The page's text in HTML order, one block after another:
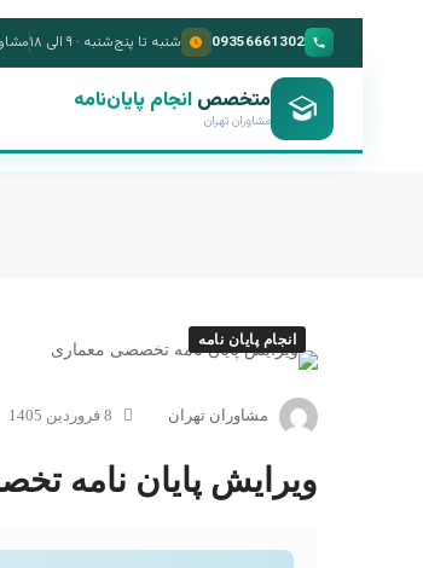
09356661302 شنبه تا پنج‌شنبه · ۹ الی ۱۸
متخصص انجام پایان‌نامه
مشاوران تهران
انجام پایان نامه
مشاوران تهران 8 فروردین 1405
ویرایش پایان نامه